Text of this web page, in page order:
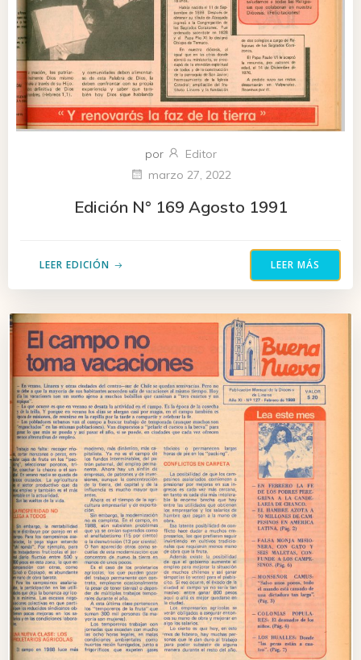
por
Editor
marzo 27, 2022
Edición N° 169 Agosto 1991
LEER EDICIÓN LEER MÁS